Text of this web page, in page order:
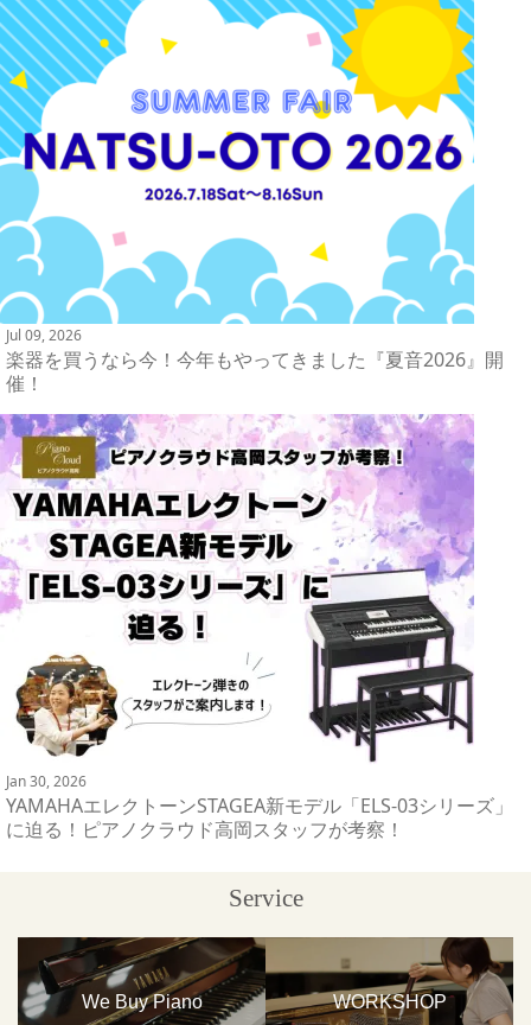
Jul 09, 2026
楽器を買うなら今！今年もやってきました『夏音2026』開
催！
Jan 30, 2026
YAMAHAエレクトーンSTAGEA新モデル「ELS-03シリーズ」
に迫る！ピアノクラウド高岡スタッフが考察！
Service
We Buy Piano WORKSHOP